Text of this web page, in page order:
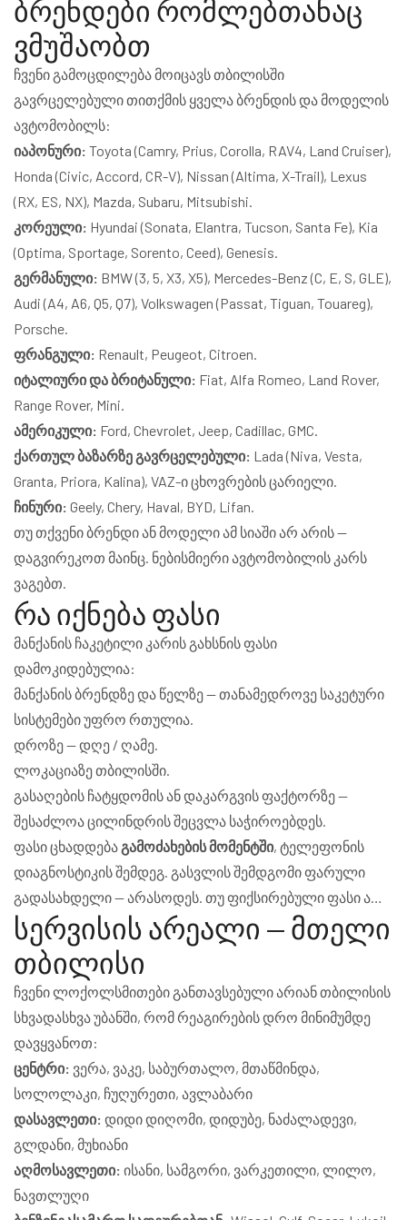
ადგილზევე და თქვენ ხართ გადაწყვეტილების მიმღები.
ბრენდები რომლებთანაც
ვმუშაობთ
ჩვენი გამოცდილება მოიცავს თბილისში
გავრცელებული თითქმის ყველა ბრენდის და მოდელის
ავტომობილს:
იაპონური: Toyota (Camry, Prius, Corolla, RAV4, Land Cruiser),
Honda (Civic, Accord, CR-V), Nissan (Altima, X-Trail), Lexus
(RX, ES, NX), Mazda, Subaru, Mitsubishi.
კორეული: Hyundai (Sonata, Elantra, Tucson, Santa Fe), Kia
(Optima, Sportage, Sorento, Ceed), Genesis.
გერმანული: BMW (3, 5, X3, X5), Mercedes-Benz (C, E, S, GLE),
Audi (A4, A6, Q5, Q7), Volkswagen (Passat, Tiguan, Touareg),
Porsche.
ფრანგული: Renault, Peugeot, Citroen.
იტალიური და ბრიტანული: Fiat, Alfa Romeo, Land Rover,
Range Rover, Mini.
ამერიკული: Ford, Chevrolet, Jeep, Cadillac, GMC.
ქართულ ბაზარზე გავრცელებული: Lada (Niva, Vesta,
Granta, Priora, Kalina), VAZ-ი ცხოვრების ცარიელი.
ჩინური: Geely, Chery, Haval, BYD, Lifan.
თუ თქვენი ბრენდი ან მოდელი ამ სიაში არ არის —
დაგვირეკოთ მაინც. ნებისმიერი ავტომობილის კარს
ვაგებთ.
რა იქნება ფასი
მანქანის ჩაკეტილი კარის გახსნის ფასი
დამოკიდებულია:
მანქანის ბრენდზე და წელზე — თანამედროვე საკეტური
სისტემები უფრო რთულია.
დროზე — დღე / ღამე.
ლოკაციაზე თბილისში.
გასაღების ჩატყდომის ან დაკარგვის ფაქტორზე —
შესაძლოა ცილინდრის შეცვლა საჭიროებდეს.
ფასი ცხადდება გამოძახების მომენტში, ტელეფონის
დიაგნოსტიკის შემდეგ. გასვლის შემდგომი ფარული
გადასახდელი — არასოდეს. თუ ფიქსირებული ფასი არ
მოგერგოთ — გადახდა არ ხდება.
სერვისის არეალი — მთელი
თბილისი
ჩვენი ლოქოლსმითები განთავსებული არიან თბილისის
სხვადასხვა უბანში, რომ რეაგირების დრო მინიმუმდე
დავყვანოთ:
ცენტრი: ვერა, ვაკე, საბურთალო, მთაწმინდა,
სოლოლაკი, ჩუღურეთი, ავლაბარი
დასავლეთი: დიდი დიღომი, დიდუბე, ნაძალადევი,
გლდანი, მუხიანი
აღმოსავლეთი: ისანი, სამგორი, ვარკეთილი, ლილო,
ნავთლუღი